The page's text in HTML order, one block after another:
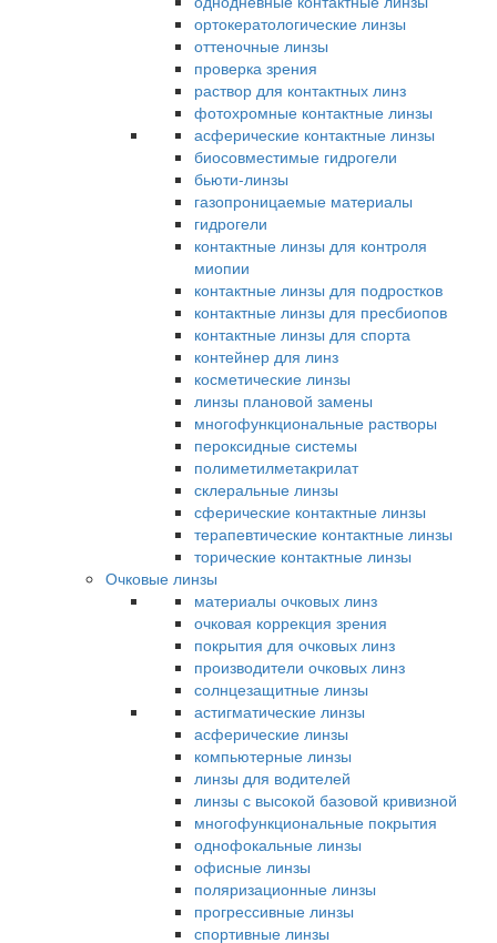
ортокератологические линзы
оттеночные линзы
проверка зрения
раствор для контактных линз
фотохромные контактные линзы
асферические контактные линзы
биосовместимые гидрогели
бьюти-линзы
газопроницаемые материалы
гидрогели
контактные линзы для контроля
миопии
контактные линзы для подростков
контактные линзы для пресбиопов
контактные линзы для спорта
контейнер для линз
косметические линзы
линзы плановой замены
многофункциональные растворы
пероксидные системы
полиметилметакрилат
склеральные линзы
сферические контактные линзы
терапевтические контактные линзы
торические контактные линзы
Очковые линзы
материалы очковых линз
очковая коррекция зрения
покрытия для очковых линз
производители очковых линз
солнцезащитные линзы
астигматические линзы
асферические линзы
компьютерные линзы
линзы для водителей
линзы с высокой базовой кривизной
многофункциональные покрытия
однофокальные линзы
офисные линзы
поляризационные линзы
прогрессивные линзы
спортивные линзы